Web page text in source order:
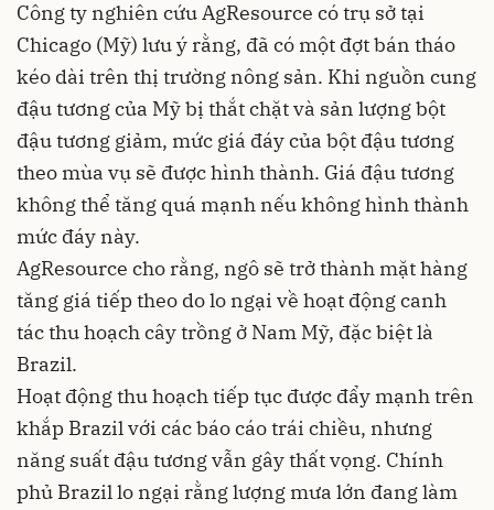
Công ty nghiên cứu AgResource có trụ sở tại
Chicago (Mỹ) lưu ý rằng, đã có một đợt bán tháo
kéo dài trên thị trường nông sản. Khi nguồn cung
đậu tương của Mỹ bị thắt chặt và sản lượng bột
đậu tương giảm, mức giá đáy của bột đậu tương
theo mùa vụ sẽ được hình thành. Giá đậu tương
không thể tăng quá mạnh nếu không hình thành
mức đáy này.
AgResource cho rằng, ngô sẽ trở thành mặt hàng
tăng giá tiếp theo do lo ngại về hoạt động canh
tác thu hoạch cây trồng ở Nam Mỹ, đặc biệt là
Brazil.
Hoạt động thu hoạch tiếp tục được đẩy mạnh trên
khắp Brazil với các báo cáo trái chiều, nhưng
năng suất đậu tương vẫn gây thất vọng. Chính
phủ Brazil lo ngại rằng lượng mưa lớn đang làm